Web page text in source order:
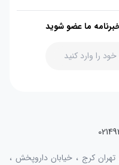
ما عضو شوید
جاده مخصوص تهران کرج ، خیابان داروپخش ،